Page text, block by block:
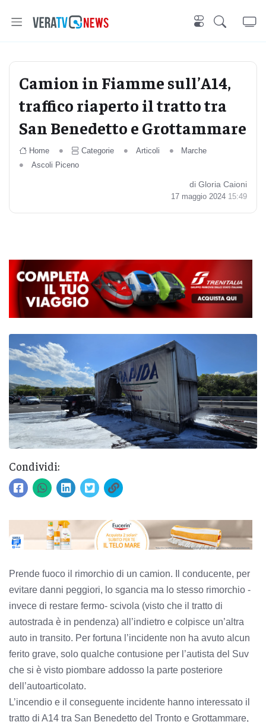
Camion in Fiamme sull’A14,
traffico riaperto il tratto tra
San Benedetto e Grottammare
Home Categorie Articoli
Marche
Ascoli Piceno
di Gloria Caioni
17 maggio 2024 15:49
Condividi:
Prende fuoco il rimorchio di un camion. Il conducente, per
evitare danni peggiori, lo sgancia ma lo stesso rimorchio -
invece di restare fermo- scivola (visto che il tratto di
autostrada è in pendenza) all’indietro e colpisce un’altra
auto in transito. Per fortuna l’incidente non ha avuto alcun
ferito grave, solo qualche contusione per l’autista del Suv
che si è visto piombare addosso la parte posteriore
dell’autoarticolato.
L’incendio e il conseguente incidente hanno interessato il
tratto di A14 tra San Benedetto del Tronto e Grottammare,